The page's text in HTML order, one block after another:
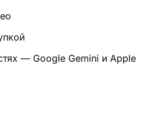
— Google Gemini и Apple